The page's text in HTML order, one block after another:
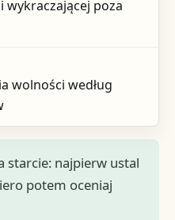
poza
wolności według
starcie: najpierw ustal
potem oceniaj